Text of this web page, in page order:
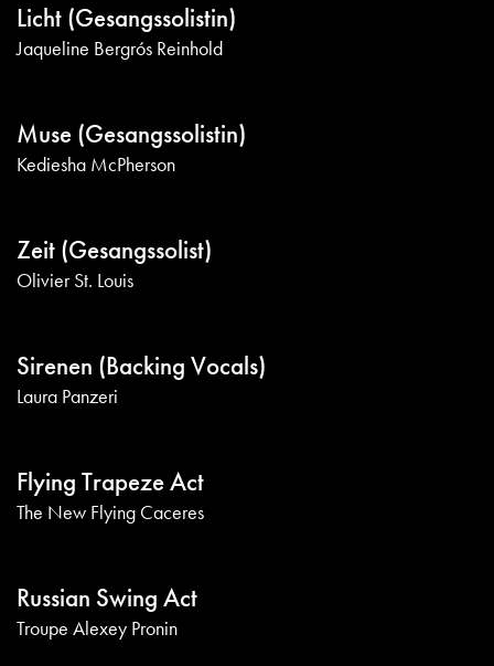
Licht (Gesangssolistin)
Jaqueline Bergrós Reinhold
Muse (Gesangssolistin)
Kediesha McPherson
Zeit (Gesangssolist)
Olivier St. Louis
Sirenen (Backing Vocals)
Laura Panzeri
Flying Trapeze Act
The New Flying Caceres
Russian Swing Act
Troupe Alexey Pronin